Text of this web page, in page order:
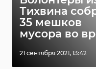
Тихвина
35 мешков
мусора во
21 сентября 2021, 13:42